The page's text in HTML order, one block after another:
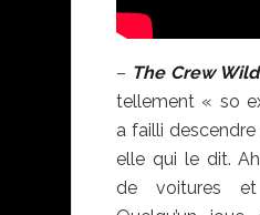
– The Crew
tellement « so
a failli descendre
elle qui le dit.
de voitures